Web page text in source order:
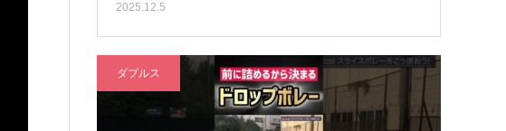
2025.12.5
ダブルス